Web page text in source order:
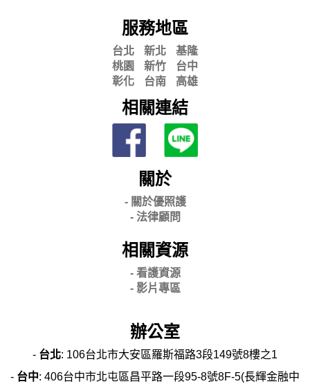
服務地區
台北 新北
基隆
桃園
新竹
台中
彰化
台南 高雄
相關連結
關於
- 關於優照護
- 法律顧問
相關資源
- 看護資源
- 影片專區
辦公室
- 台北: 106台北市大安區羅斯福路3段149號8樓之1
- 台中: 406台中市北屯區昌平路一段95-8號8F-5(長輝金融中